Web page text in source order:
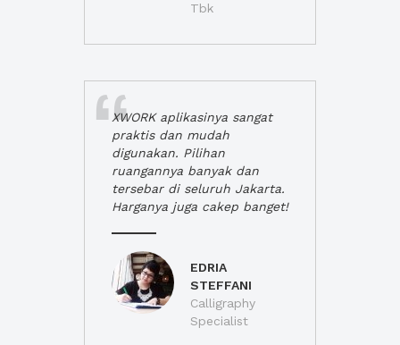
Tbk
XWORK aplikasinya sangat
praktis dan mudah
digunakan. Pilihan
ruangannya banyak dan
tersebar di seluruh Jakarta.
Harganya juga cakep banget!
EDRIA
STEFFANI
Calligraphy
Specialist